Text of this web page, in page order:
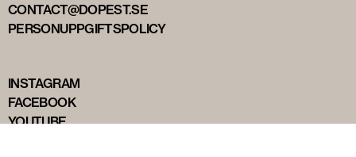
CONTACT@DOPEST.SE
PERSONUPPGIFTSPOLICY
INSTAGRAM
FACEBOOK
YOUTUBE